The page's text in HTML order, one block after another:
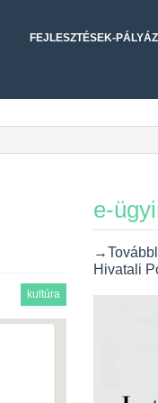
FEJLESZTÉSEK-
kultúra
e-
Hivatali